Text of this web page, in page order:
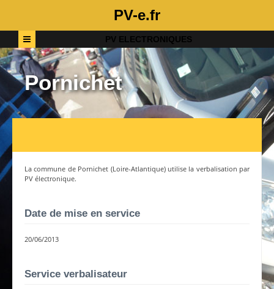
PV-e.fr
PV ELECTRONIQUES
Pornichet
La commune de Pornichet (Loire-Atlantique) utilise la verbalisation par
PV électronique.
Date de mise en service
20/06/2013
Service verbalisateur